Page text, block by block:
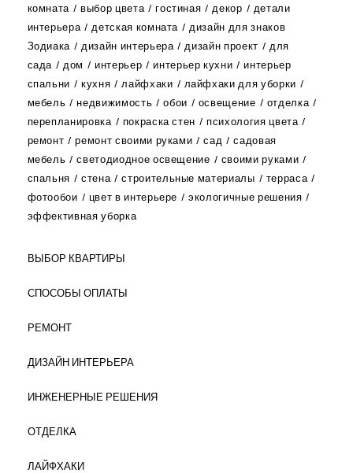
комната
выбор цвета гостиная декор
детали
интерьера
детская комната
дизайн для знаков
Зодиака
дизайн интерьера дизайн проект
для
сада
дом интерьер интерьер кухни
интерьер
спальни
кухня лайфхаки
лайфхаки для уборки
мебель
недвижимость обои освещение
отделка
перепланировка
покраска стен
психология цвета
ремонт
ремонт своими руками сад
садовая
мебель
светодиодное освещение
своими руками
спальня
стена строительные материалы
терраса
фотообои
цвет в интерьере
экологичные решения
эффективная уборка
ВЫБОР КВАРТИРЫ
СПОСОБЫ ОПЛАТЫ
РЕМОНТ
ДИЗАЙН ИНТЕРЬЕРА
ИНЖЕНЕРНЫЕ РЕШЕНИЯ
ОТДЕЛКА
ЛАЙФХАКИ